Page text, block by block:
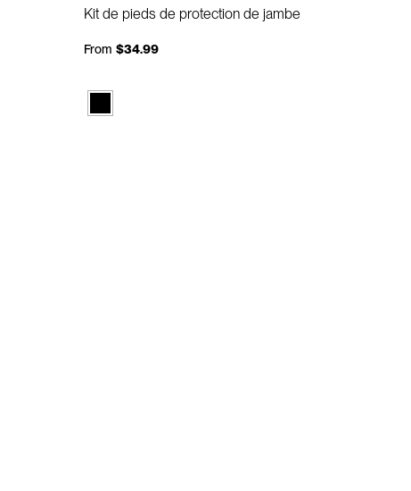
Kit de pieds de protection de jambe
From $34.99